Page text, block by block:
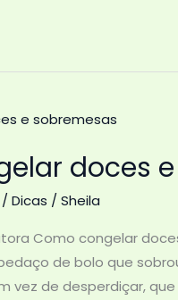
doces
/ Dicas / Sheila
Como congelar
de bolo que
vez de desperdiçar,